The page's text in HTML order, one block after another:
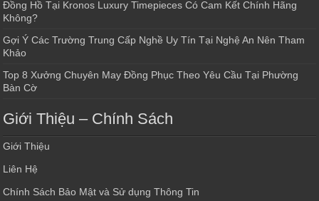
Đồng Hồ Tại Kronos Luxury Timepieces Có Cam Kết Chính Hãng
Không?
Gợi Ý Các Trường Trung Cấp Nghề Uy Tín Tại Nghệ An Nên Tham
Khảo
Top 8 Xưởng Chuyên May Đồng Phục Theo Yêu Cầu Tại Phường
Bàn Cờ
Giới Thiệu – Chính Sách
Giới Thiệu
Liên Hệ
Chính Sách Bảo Mật và Sử dụng Thông Tin